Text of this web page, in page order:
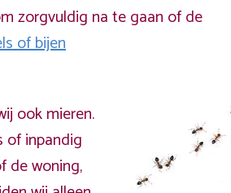
zorgvuldig na te gaan of de
of bijen
ook mieren.
of inpandig
de woning,